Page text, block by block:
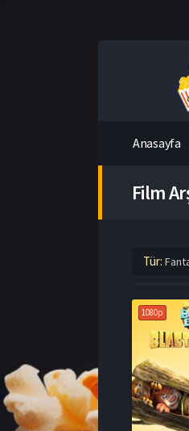
Anasayfa
Film
Tür:
1080p